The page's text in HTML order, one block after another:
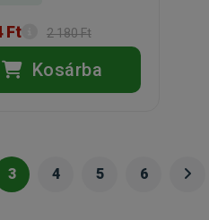
Ft 2 180 Ft
Kosárba
3 4 5 6